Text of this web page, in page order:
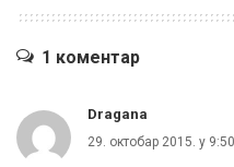
1 коментар
Dragana
29. октобар 2015. у